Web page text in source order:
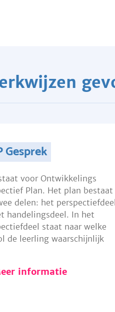
Gesprek
voor Ontwikkelings
Plan. Het plan bestaat
delen: het perspectiefdeel
handelingsdeel. In het
staat naar welke
de leerling waarschijnlijk
informatie